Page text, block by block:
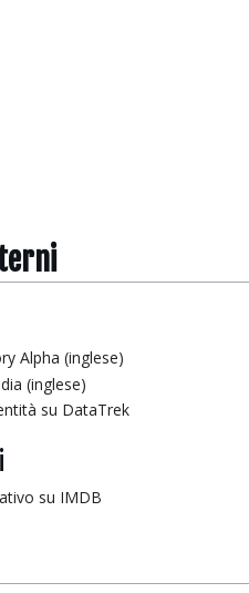
Alpha (inglese)
(inglese)
su DataTrek
su IMDB